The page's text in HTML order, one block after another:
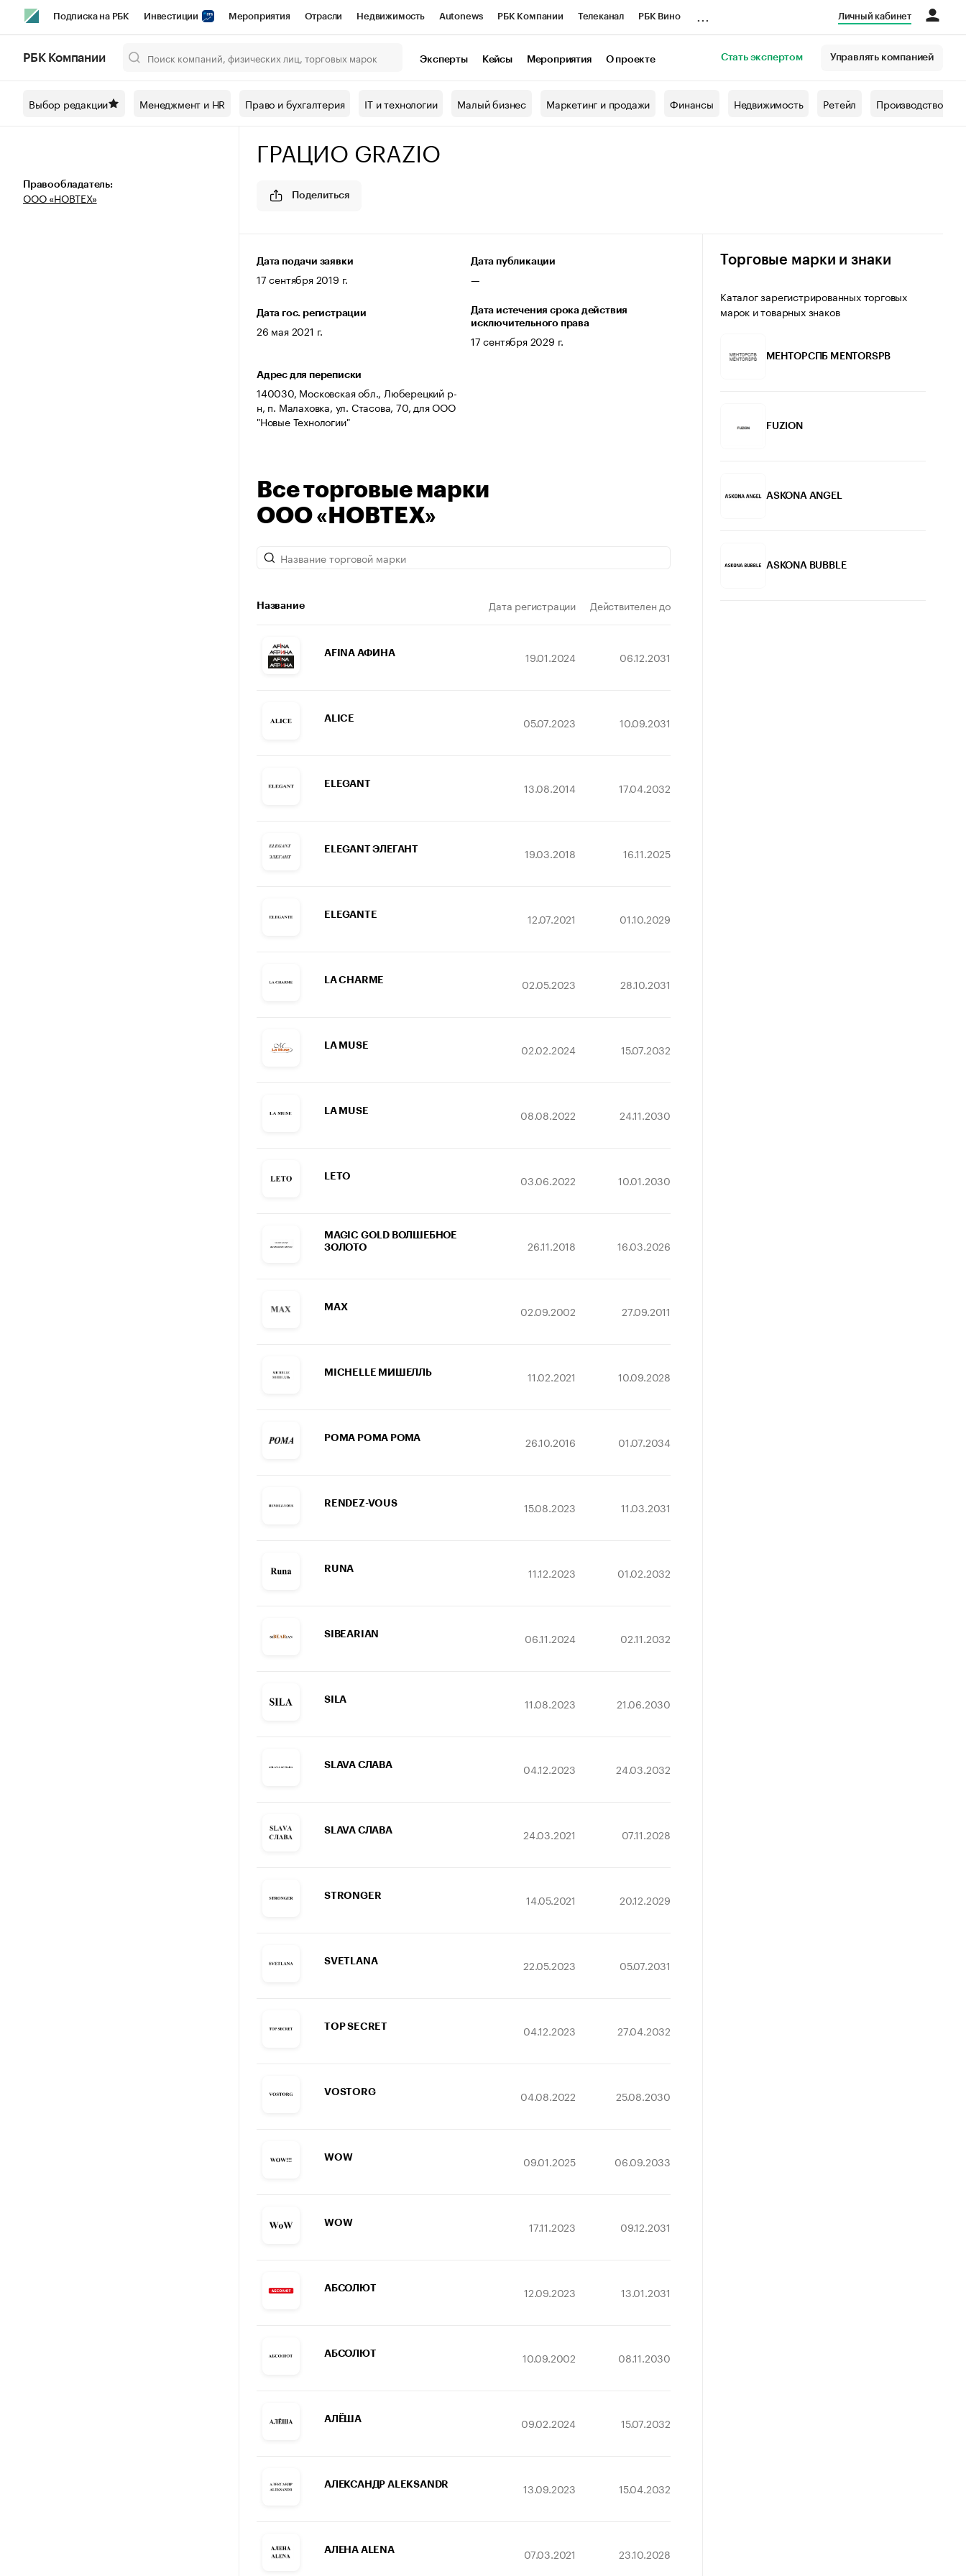
Подписка на РБК Инвестиции Мероприятия Отрасли Недвижимость Autonews РБК Компании Телеканал РБК Вино
Спецпроекты СПб Конференции СПб Спецпроекты Проверка контрагентов
Рынок наличной валюты
Личный кабинет
РБК Компании Эксперты Кейсы Мероприятия О проекте Стать экспертом Управлять компанией
Выбор редакции Менеджмент и HR Право и бухгалтерия IT и технологии Малый бизнес Маркетинг и продажи Финансы Недвижимость Ретейл Производство
Правообладатель:
ООО «НОВТЕХ»
ГРАЦИО GRAZIO
Поделиться
Дата подачи заявки
17 сентября 2019 г.
Дата публикации
—
Дата гос. регистрации
26 мая 2021 г.
Дата истечения срока действия
исключительного права
17 сентября 2029 г.
Адрес для переписки
140030, Московская обл., Люберецкий р-
н, п. Малаховка, ул. Стасова, 70, для ООО
"Новые Технологии"
Все торговые марки
ООО «НОВТЕХ»
Название Дата регистрации Действителен до
AFINA АФИНА 19.01.2024 06.12.2031
ALICE 05.07.2023 10.09.2031
ELEGANT 13.08.2014 17.04.2032
ELEGANT ЭЛЕГАНТ 19.03.2018 16.11.2025
ELEGANTE 12.07.2021 01.10.2029
LA CHARME 02.05.2023 28.10.2031
LA MUSE 02.02.2024 15.07.2032
LA MUSE 08.08.2022 24.11.2030
LETO 03.06.2022 10.01.2030
MAGIC GOLD ВОЛШЕБНОЕ
ЗОЛОТО
26.11.2018 16.03.2026
MAX 02.09.2002 27.09.2011
MICHELLE МИШЕЛЛЬ 11.02.2021 10.09.2028
POMA POMA РОМА 26.10.2016 01.07.2034
RENDEZ-VOUS 15.08.2023 11.03.2031
RUNA 11.12.2023 01.02.2032
SIBEARIAN 06.11.2024 02.11.2032
SILA 11.08.2023 21.06.2030
SLAVA СЛАВА 04.12.2023 24.03.2032
SLAVA СЛАВА 24.03.2021 07.11.2028
STRONGER 14.05.2021 20.12.2029
SVETLANA 22.05.2023 05.07.2031
TOP SECRET 04.12.2023 27.04.2032
VOSTORG 04.08.2022 25.08.2030
WOW 09.01.2025 06.09.2033
WOW 17.11.2023 09.12.2031
АБСОЛЮТ 12.09.2023 13.01.2031
АБСОЛЮТ 10.09.2002 08.11.2030
АЛЁША 09.02.2024 15.07.2032
АЛЕКСАНДР ALEKSANDR 13.09.2023 15.04.2032
АЛЕНА ALENA 07.03.2021 23.10.2028
Торговые марки и знаки
Каталог зарегистрированных торговых
марок и товарных знаков
МЕНТОРСПБ MENTORSPB
FUZION
ASKONA ANGEL
ASKONA BUBBLE